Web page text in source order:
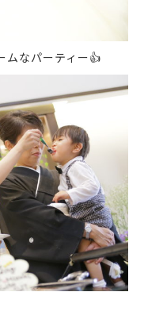
ムなパーティー👍